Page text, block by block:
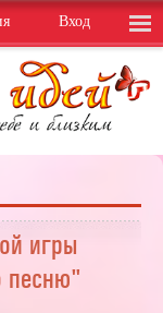
Вход
игры
песню"